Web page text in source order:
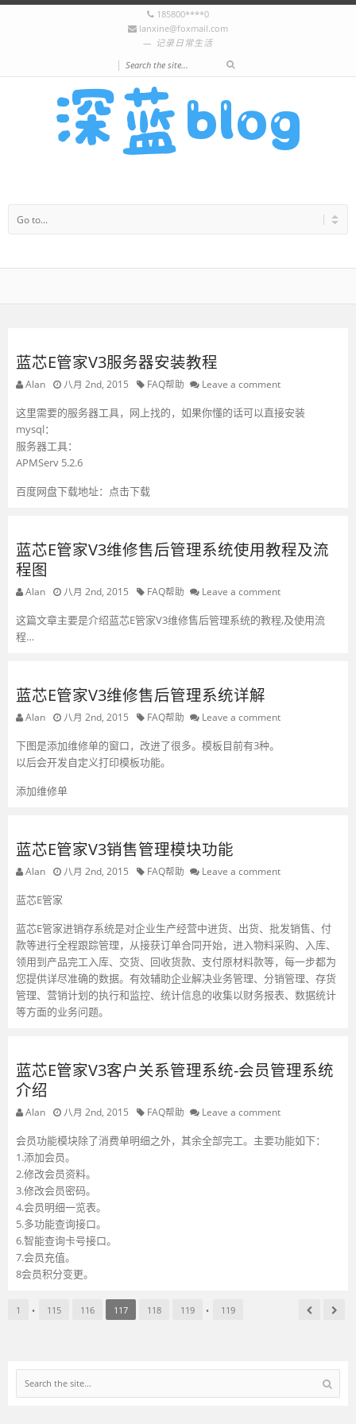
185800****0
lanxine@foxmail.com
记录日常生活
|
蓝芯E管家V3服务器安装教程
Alan 八月 2nd, 2015 FAQ帮助 Leave a comment
这里需要的服务器工具，网上找的，如果你懂的话可以直接安装
mysql：
服务器工具：
APMServ 5.2.6
百度网盘下载地址：点击下载
蓝芯E管家V3维修售后管理系统使用教程及流
程图
Alan 八月 2nd, 2015 FAQ帮助 Leave a comment
这篇文章主要是介绍蓝芯E管家V3维修售后管理系统的教程,及使用流
程…
蓝芯E管家V3维修售后管理系统详解
Alan 八月 2nd, 2015 FAQ帮助 Leave a comment
下图是添加维修单的窗口，改进了很多。模板目前有3种。
以后会开发自定义打印模板功能。
添加维修单
蓝芯E管家V3销售管理模块功能
Alan 八月 2nd, 2015 FAQ帮助 Leave a comment
蓝芯E管家
蓝芯E管家进销存系统是对企业生产经营中进货、出货、批发销售、付
款等进行全程跟踪管理，从接获订单合同开始，进入物料采购、入库、
领用到产品完工入库、交货、回收货款、支付原材料款等，每一步都为
您提供详尽准确的数据。有效辅助企业解决业务管理、分销管理、存货
管理、营销计划的执行和监控、统计信息的收集以财务报表、数据统计
等方面的业务问题。
蓝芯E管家V3客户关系管理系统-会员管理系统
介绍
Alan 八月 2nd, 2015 FAQ帮助 Leave a comment
会员功能模块除了消费单明细之外，其余全部完工。主要功能如下：
1.添加会员。
2.修改会员资料。
3.修改会员密码。
4.会员明细一览表。
5.多功能查询接口。
6.智能查询卡号接口。
7.会员充值。
8会员积分变更。
1 • 115 116 117 118 119 • 119